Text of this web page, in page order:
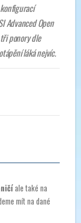
Advanced Open
ponory dle
láká nejvíc.
ale také na
mít na dané